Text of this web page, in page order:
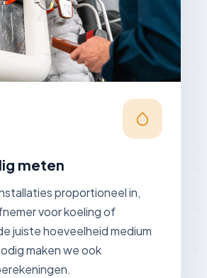
meten
proportioneel in,
voor koeling of
juiste hoeveelheid medium
maken we ook